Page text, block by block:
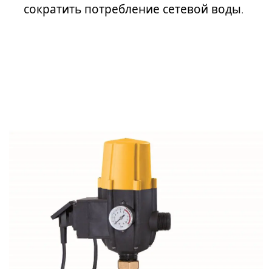
сократить потребление сетевой воды.